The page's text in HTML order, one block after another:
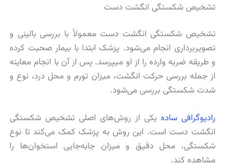
تشخیص شکستگی انگشت دست
تشخیص شکستگی انگشت دست معمولاً با بررسی بالینی و
تصویربرداری انجام می‌شود. پزشک ابتدا با بیمار صحبت کرده
و طریقه ضربه وارده را از او میپرسد. پس از آن با انجام معاینه
از جمله بررسی حرکت انگشت، میزان تورم و محل درد، نوع و
شدت شکستگی بررسی می‌شود.
رادیوگرافی ساده یکی از روش‌های اصلی تشخیص شکستگی
انگشت دست است. این روش به پزشک کمک می‌کند تا نوع
شکستگی، محل دقیق و میزان جابه‌جایی استخوان‌ها را
مشاهده کند.